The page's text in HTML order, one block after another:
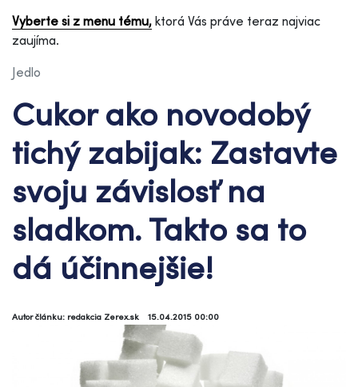
Vyberte si z menu tému, ktorá Vás práve teraz najviac
zaujíma.
Jedlo
Cukor ako novodobý
tichý zabijak: Zastavte
svoju závislosť na
sladkom. Takto sa to
dá účinnejšie!
Autor článku: redakcia Zerex.sk 15.04.2015 00:00